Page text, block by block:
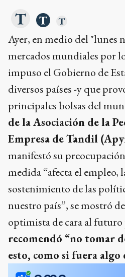
Ayer, en medio del "lunes
mercados mundiales por
impuso el Gobierno de
diversos países -y que
principales bolsas del
de la Asociación de la
Empresa de Tandil
manifestó su
medida “afecta el empleo,
sostenimiento de las
nuestro país”, se mostró
optimista de cara al
recomendó “no tomar
esto, como si fuera